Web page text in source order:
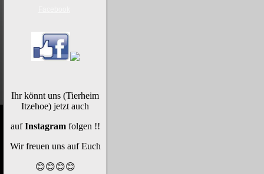
Ihr könnt uns (Tierheim
Itzehoe) jetzt auch
aufInstagramfolgen !!
Wir freuen uns auf Euch
😊😊😊😊